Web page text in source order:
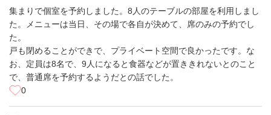
集まりで個室を予約しました。8人のテーブルの部屋を利用しまし
た。メニューは当日、その場で各自が決めて、席のみの予約でし
た。
戸も閉めることができで、プライベート空間で良かったです。な
お、定員は8名で、9人になると食器などが置ききれないとのこと
で、普通席を予約するようだとの話でした。
0